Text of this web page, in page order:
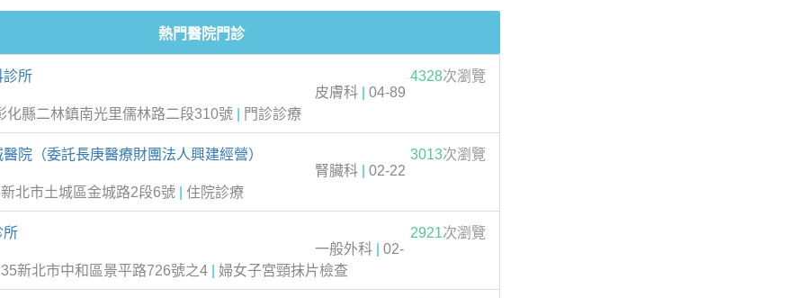
熱門醫院門診
診所 4328次瀏覽
皮膚科
04-89
化縣二林鎮南光里儒林路二段310號
門診診療
院（委託長庚醫療財團法人興建經營） 3013次瀏覽
腎臟科
02-22
北市土城區金城路2段6號
住院診療
所 2921次瀏覽
一般外科
02-
新北市中和區景平路726號之4
婦女子宮頸抹片檢查